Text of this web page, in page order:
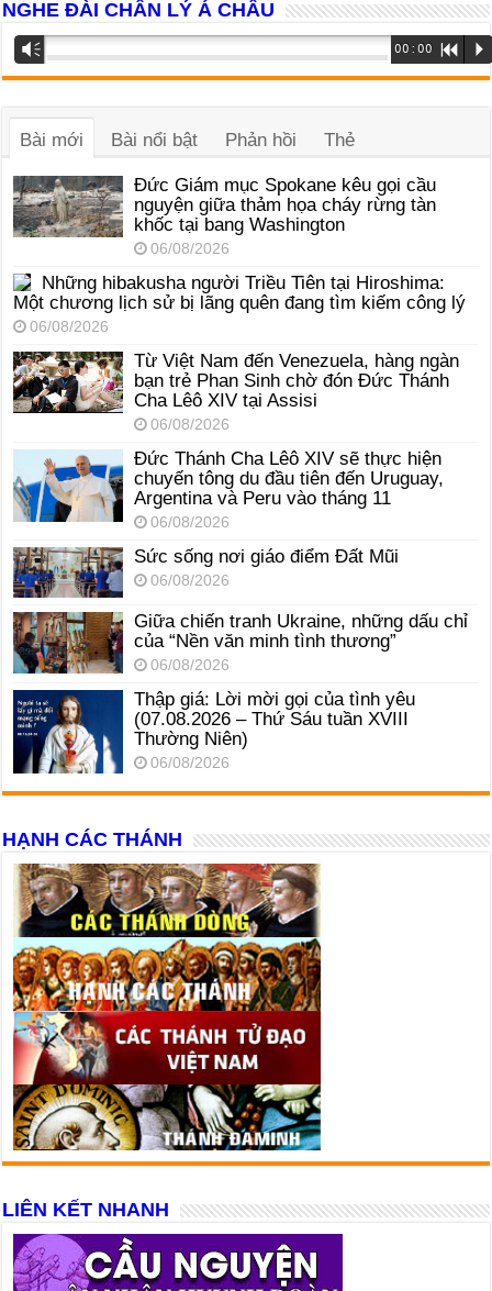
NGHE ĐÀI CHÂN LÝ Á CHÂU
Trình
phát
âm
Vm 00:00 R P
Bài mới Bài nổi bật Phản hồi Thẻ
Đức Giám mục Spokane kêu gọi cầu
nguyện giữa thảm họa cháy rừng tàn
khốc tại bang Washington
06/08/2026
Những hibakusha người Triều Tiên tại Hiroshima:
Một chương lịch sử bị lãng quên đang tìm kiếm công lý
06/08/2026
Từ Việt Nam đến Venezuela, hàng ngàn
bạn trẻ Phan Sinh chờ đón Đức Thánh
Cha Lêô XIV tại Assisi
06/08/2026
Đức Thánh Cha Lêô XIV sẽ thực hiện
chuyến tông du đầu tiên đến Uruguay,
Argentina và Peru vào tháng 11
06/08/2026
Sức sống nơi giáo điểm Đất Mũi
06/08/2026
Giữa chiến tranh Ukraine, những dấu chỉ
của “Nền văn minh tình thương”
06/08/2026
Thập giá: Lời mời gọi của tình yêu
(07.08.2026 – Thứ Sáu tuần XVIII
Thường Niên)
06/08/2026
HẠNH CÁC THÁNH
LIÊN KẾT NHANH